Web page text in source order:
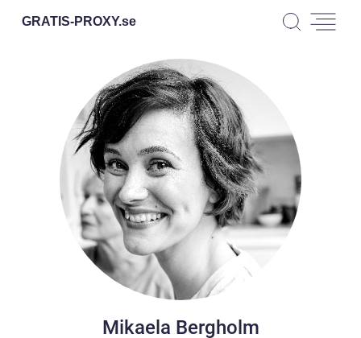
GRATIS-PROXY.se
Mikaela Bergholm